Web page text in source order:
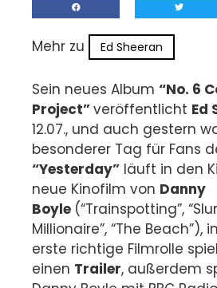
Mehr zu Ed Sheeran
Sein neues Album “No. 6
Project”veröffentlicht Ed
12.07., und auch gestern
besonderer Tag für Fans
“Yesterday” läuft in den
neue Kinofilm von Danny
Boyle (“Trainspotting”,
Millionaire”, “The Beach”),
erste richtige Filmrolle
einen Trailer, außerdem